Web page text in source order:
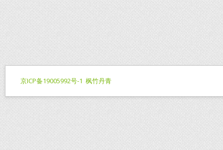
京ICP备19005992号-1 枫竹丹青